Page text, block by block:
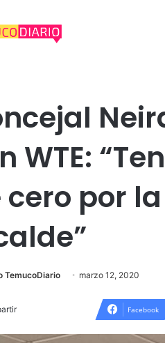
WTE:
cero por
TemucoDiario marzo 12, 2020
Facebook